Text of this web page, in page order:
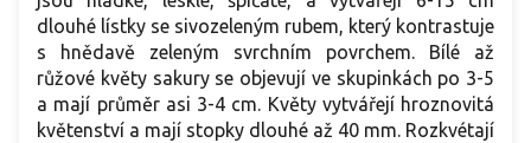
dlouhé lístky se sivozeleným rubem, který kontrastuje
s hnědavě zeleným svrchním povrchem. Bílé až
růžové květy sakury se objevují ve skupinkách po 3-5
a mají průměr asi 3-4 cm. Květy vytvářejí hroznovitá
květenství a mají stopky dlouhé až 40 mm. Rozkvétají